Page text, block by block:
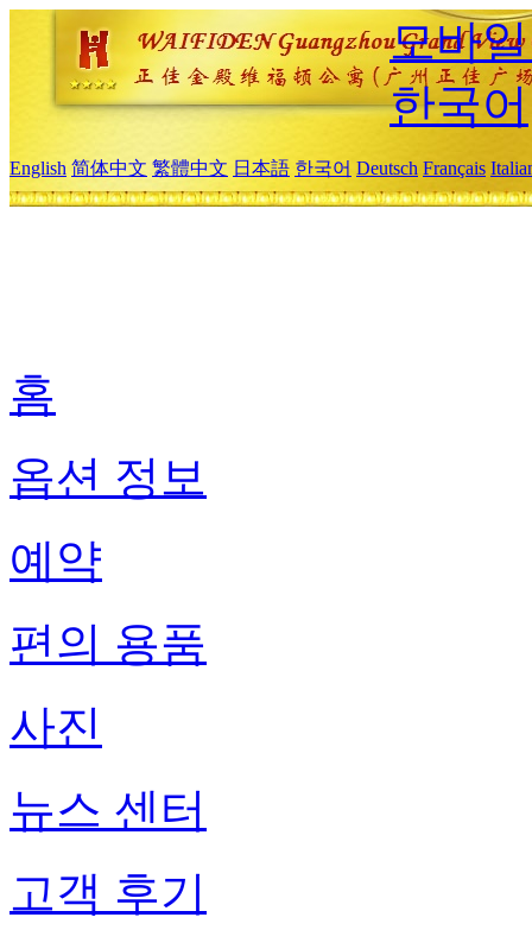
모바
한국어
English 简体中文 繁體中文 日本語 한국어 Deutsch Français
홈
옵션 정보
예약
편의 용품
사진
뉴스 센터
고객 후기